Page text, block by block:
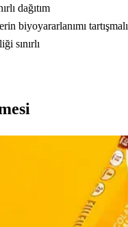
dağıtım
biyoyararlanımı tartışmalı
sınırlı